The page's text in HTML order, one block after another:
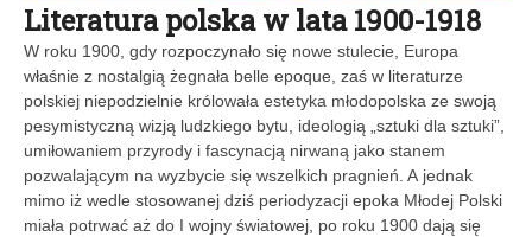
Literatura polska w lata 1900-1918
W roku 1900, gdy rozpoczynało się nowe stulecie, Europa
właśnie z nostalgią żegnała belle epoque, zaś w literaturze
polskiej niepodzielnie królowała estetyka młodopolska ze swoją
pesymistyczną wizją ludzkiego bytu, ideologią „sztuki dla sztuki”,
umiłowaniem przyrody i fascynacją nirwaną jako stanem
pozwalającym na wyzbycie się wszelkich pragnień. A jednak
mimo iż wedle stosowanej dziś periodyzacji epoka Młodej Polski
miała potrwać aż do I wojny światowej, po roku 1900 dają się